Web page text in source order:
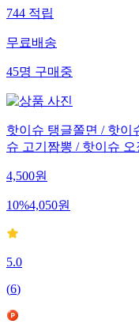
744적립
무료배송
45명구매중
핫이슈 탱글쫄면 / 핫이
슈 고기짬뽕 / 핫이슈
4,500원
10%4,050원
5.0
(6)